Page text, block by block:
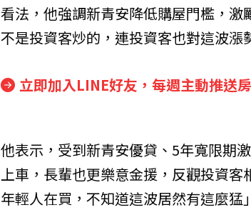
看法，他強調新青安降低購屋門檻，
不是投資客炒的，連投資客也對這波漲
立即加入LINE好友，每週主動推送
他表示，受到新青安優貸、5年寬限期
上車，長輩也更樂意金援，反觀投資
年輕人在買，不知道這波居然有這麼